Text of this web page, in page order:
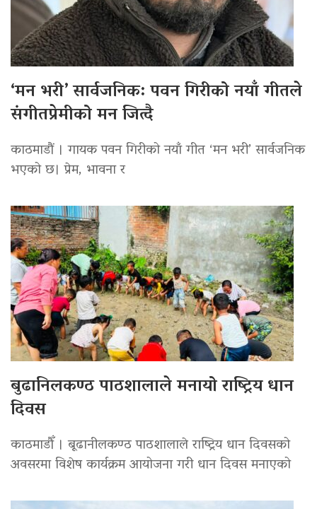
‘मन भरी’ सार्वजनिक: पवन गिरीको नयाँ गीतले
संगीतप्रेमीको मन जित्दै
काठमाडौं । गायक पवन गिरीको नयाँ गीत ‘मन भरी’ सार्वजनिक
भएको छ। प्रेम, भावना र
बुढानिलकण्ठ पाठशालाले मनायो राष्ट्रिय धान
दिवस
काठमाडौँ । बूढानीलकण्ठ पाठशालाले राष्ट्रिय धान दिवसको
अवसरमा विशेष कार्यक्रम आयोजना गरी धान दिवस मनाएको